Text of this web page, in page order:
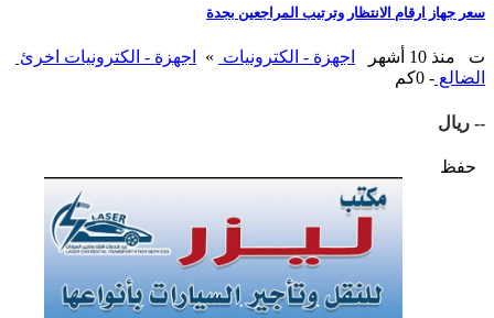
سعر جهاز ارقام الانتظار وترتيب المراجعين بجدة
ت منذ 10 أشهر اجهزة - الكترونيات »
اجهزة - الكترونيات اخرئ
الضالع - 0كم
-- ريال
حفظ